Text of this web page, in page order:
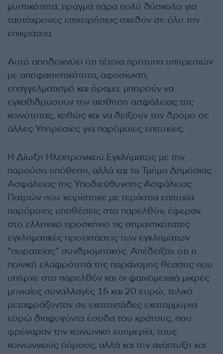
μυστικότητα, πράγμα πάρα πολύ δύσκολο για
ταυτόχρονες επιχειρήσεις σχεδόν σε όλη την
επικράτεια.
Αυτό αποδεικνύει ότι τέτοια πρότυπα υπηρεσιών
με αποφασιστικότητα, αφοσίωση,
επαγγελματισμό και όραμα, μπορούν να
εγκαθιδρύσουν την αίσθηση ασφάλειας της
κοινότητας, καθώς και να δείξουν τον δρόμο σε
άλλες Υπηρεσίες για παρόμοιες επιτυχίες.
Η Δίωξη Ηλεκτρονικού Εγκλήματος με την
παρούσα υπόθεση, αλλά και το Τμήμα Δημόσιας
Ασφάλειας της Υποδιεύθυνσης Ασφάλειας
Πατρών που χειρίστηκε με τεράστια επιτυχία
παρόμοιες υποθέσεις στο παρελθόν, έφεραν
στο ελληνικό προσκήνιο τις σημαντικότατες
εγκληματικές προεκτάσεις των εγκλημάτων
“πειρατείας” συνδρομητικής. Απέδειξαν ότι η
ποινική ελαφρότητά της παράνομης θέασης που
υπήρχε στο παρελθόν και οι φαινομενικά μικρές
μηνιαίες συναλλαγές 15 και 20 ευρώ, τελικά
μεταφράζονταν σε εκατοντάδες εκατομμύρια
ευρώ διαφυγόντα έσοδα του κράτους, που
φρέναραν την κοινωνική ευημερία, τους
κοινωνικούς πόρους, αλλά και την ανάπτυξη και